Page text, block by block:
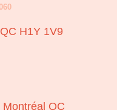
H1Y 1V9
Montréal QC